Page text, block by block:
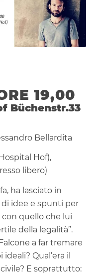
19,00
Büchenstr.33
Bellardita
Hof),
libero)
ha lasciato in
idee e spunti per
con quello che lui
della legalità”.
a far tremare
Qual’era il
E soprattutto: